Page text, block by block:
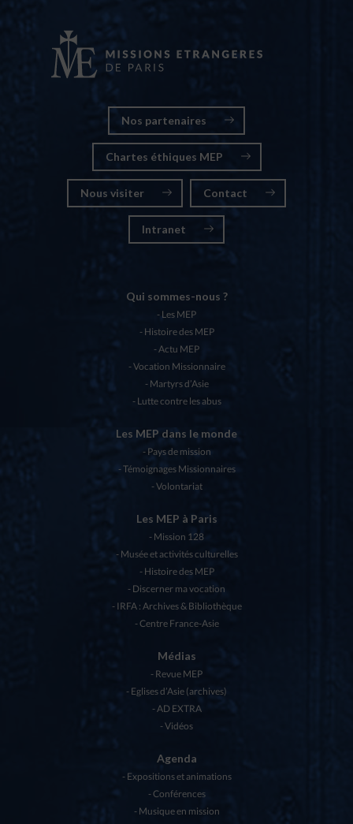
Nos partenaires
Chartes éthiques MEP
Nous visiter Contact
Intranet
Qui sommes-nous ?
Les MEP
Histoire des MEP
Actu MEP
Vocation Missionnaire
Martyrs d’Asie
Lutte contre les abus
Les MEP dans le monde
Pays de mission
Témoignages Missionnaires
Volontariat
Les MEP à Paris
Mission 128
Musée et activités culturelles
Histoire des MEP
Discerner ma vocation
IRFA : Archives & Bibliothèque
Centre France-Asie
Médias
Revue MEP
Eglises d’Asie (archives)
AD EXTRA
Vidéos
Agenda
Expositions et animations
Conférences
Musique en mission